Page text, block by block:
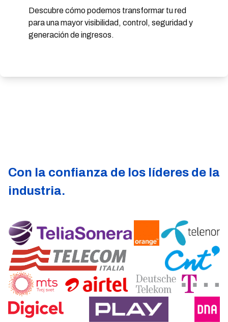
Descubre cómo podemos transformar tu red
para una mayor visibilidad, control, seguridad y
generación de ingresos.
Con la confianza de los líderes de la
industria.